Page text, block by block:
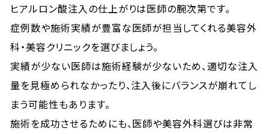
ヒアルロン酸注入の仕上がりは医師の腕次第です。
症例数や施術実績が豊富な医師が担当してくれる美容外
科・美容クリニックを選びましょう。
実績が少ない医師は施術経験が少ないため、適切な注入
量を見極められなかったり、注入後にバランスが崩れてし
まう可能性もあります。
施術を成功させるためにも、医師や美容外科選びは非常